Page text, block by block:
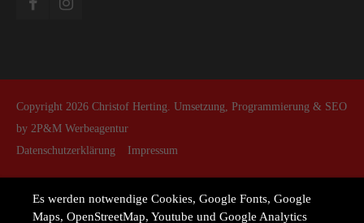
Copyright 2026 Christof Herting. Umsetzung, Programmierung & SEO
by 2P&M Werbeagentur
Datenschutzerklärung
Impressum
Es werden notwendige Cookies, Google Fonts, Google
Maps, OpenStreetMap, Youtube und Google Analytics